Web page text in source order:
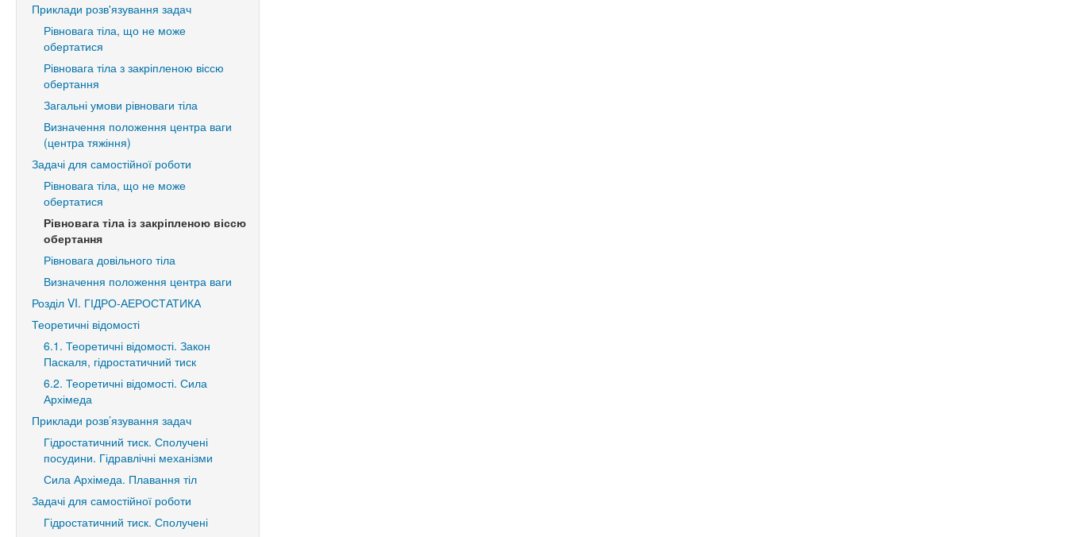
Приклади розв'язування задач
Рівновага тіла, що не може
обертатися
Рівновага тіла з закріпленою віссю
обертання
Загальні умови рівноваги тіла
Визначення положення центра ваги
(центра тяжіння)
Задачі для самостійної роботи
Рівновага тіла, що не може
обертатися
Рівновага тіла із закріпленою віссю
обертання
Рівновага довільного тіла
Визначення положення центра ваги
Розділ VI. ГІДРО-АЕРОСТАТИКА
Теоретичні відомості
6.1. Теоретичні відомості. Закон
Паскаля, гідростатичний тиск
6.2. Теоретичні відомості. Сила
Архімеда
Приклади розв’язування задач
Гідростатичний тиск. Сполучені
посудини. Гідравлічні механізми
Сила Архімеда. Плавання тіл
Задачі для самостійної роботи
Гідростатичний тиск. Сполучені